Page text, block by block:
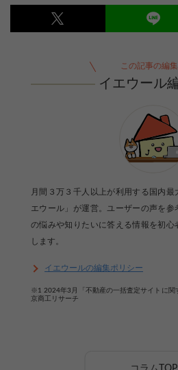
この記事の編
イエウール
月間３万３千人以上が利用する国内最
エウール」が運営。ユーザーの声を
の悩みや知りたいに答える情報を初心
します。
イエウールの編集ポリシー
※1 2024年3月「不動産の一括査定サイトに関
京商工リサーチ